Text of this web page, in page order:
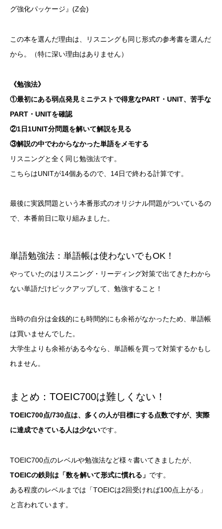
グ強化パッケージ』(Z会)
この本を選んだ理由は、リスニングも同じ形式の参考書を選んだ
から。（特に深い理由はありません）
《勉強法》
①最初にある弱点発見ミニテストで得意なPART・UNIT、苦手な
PART・UNITを確認
②1日1UNIT分問題を解いて解説を見る
③解説の中でわからなかった単語をメモする
リスニングと全く同じ勉強法です。
こちらはUNITが14個あるので、14日で終わる計算です。
最後に実践問題という本番形式のオリジナル問題がついているの
で、本番前日に取り組みました。
単語勉強法：単語帳は使わないでもOK！
やっていたのはリスニング・リーディング対策で出てきたわから
ない単語だけピックアップして、勉強すること！
当時の自分は金銭的にも時間的にも余裕がなかったため、単語帳
は買いませんでした。
大学生よりも余裕がある今なら、単語帳を買って対策するかもし
れません。
まとめ：TOEIC700は難しくない！
TOEIC700点/730点は、多くの人が目標にする点数ですが、実際
に達成できている人は少ないです。
TOEIC700点のレベルや勉強法など様々書いてきましたが、
TOEICの鉄則は「数を解いて形式に慣れる」 です。
ある程度のレベルまでは「TOEICは2回受ければ100点上がる」
と言われています。